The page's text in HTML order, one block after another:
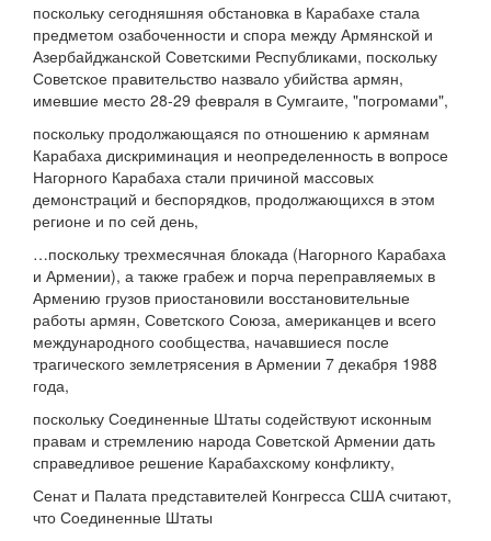
поскольку сегодняшняя обстановка в Карабахе стала
предметом озабоченности и спора между Армянской и
Азербайджанской Советскими Республиками, поскольку
Советское правительство назвало убийства армян,
имевшие место 28-29 февраля в Сумгаите, "погромами",
поскольку продолжающаяся по отношению к армянам
Карабаха дискриминация и неопределенность в вопросе
Нагорного Карабаха стали причиной массовых
демонстраций и беспорядков, продолжающихся в этом
регионе и по сей день,
…поскольку трехмесячная блокада (Нагорного Карабаха
и Армении), а также грабеж и порча переправляемых в
Армению грузов приостановили восстановительные
работы армян, Советского Союза, американцев и всего
международного сообщества, начавшиеся после
трагического землетрясения в Армении 7 декабря 1988
года,
поскольку Соединенные Штаты содействуют исконным
правам и стремлению народа Советской Армении дать
справедливое решение Карабахскому конфликту,
Сенат и Палата представителей Конгресса США считают,
что Соединенные Штаты